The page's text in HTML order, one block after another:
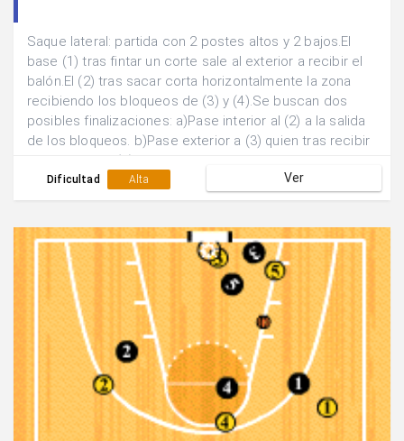
Saque lateral: partida con 2 postes altos y 2 bajos.El
base (1) tras fintar un corte sale al exterior a recibir el
balón.El (2) tras sacar corta horizontalmente la zona
recibiendo los bloqueos de (3) y (4).Se buscan dos
posibles finalizaciones: a)Pase interior al (2) a la salida
de los bloqueos. b)Pase exterior a (3) quien tras recibir
lanzamiento.
Dificultad Alta Ver